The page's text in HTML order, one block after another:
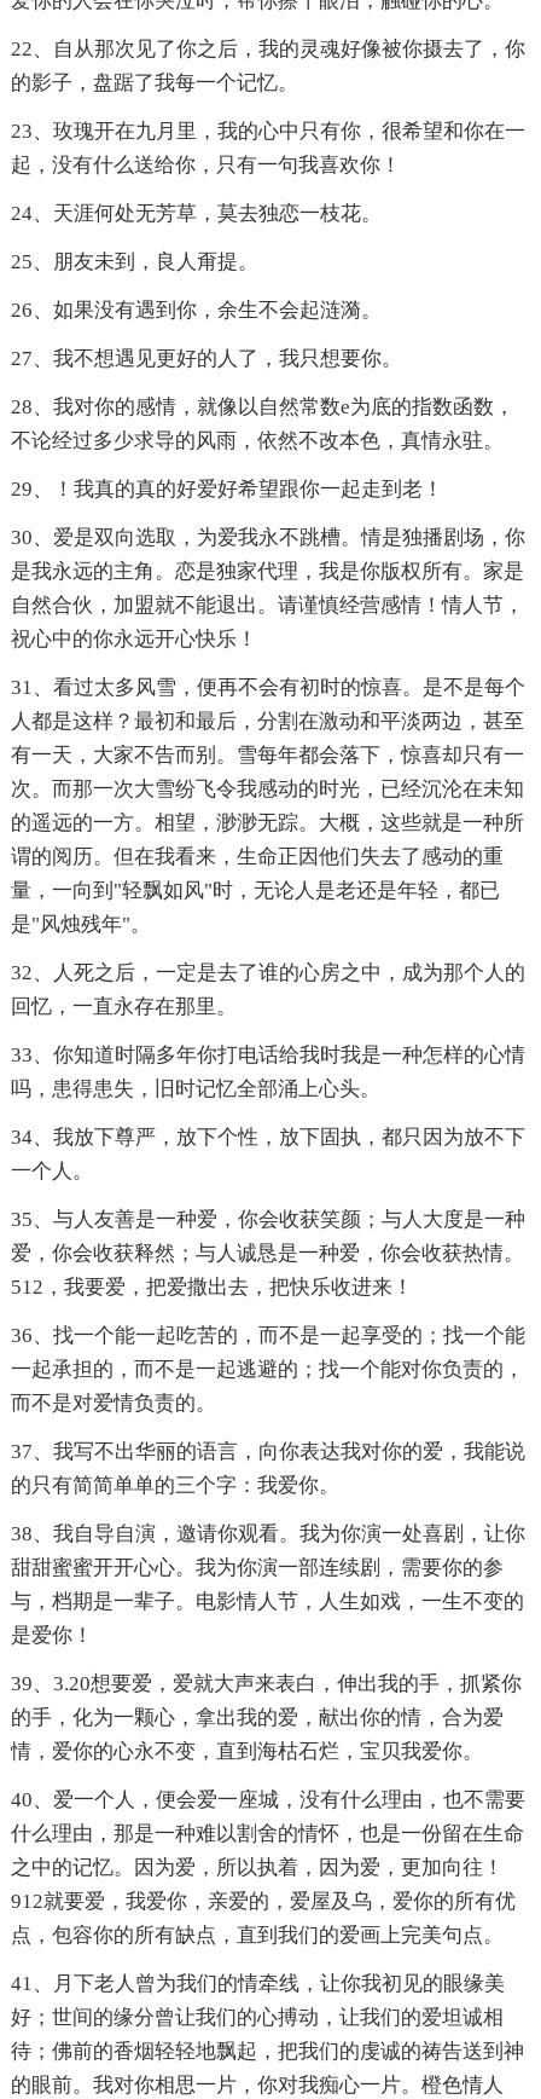
22、自从那次见了你之后，我的灵魂好像被你摄去了，你
的影子，盘踞了我每一个记忆。
23、玫瑰开在九月里，我的心中只有你，很希望和你在一
起，没有什么送给你，只有一句我喜欢你！
24、天涯何处无芳草，莫去独恋一枝花。
25、朋友未到，良人甭提。
26、如果没有遇到你，余生不会起涟漪。
27、我不想遇见更好的人了，我只想要你。
28、我对你的感情，就像以自然常数e为底的指数函数，
不论经过多少求导的风雨，依然不改本色，真情永驻。
29、！我真的真的好爱好希望跟你一起走到老！
30、爱是双向选取，为爱我永不跳槽。情是独播剧场，你
是我永远的主角。恋是独家代理，我是你版权所有。家是
自然合伙，加盟就不能退出。请谨慎经营感情！情人节，
祝心中的你永远开心快乐！
31、看过太多风雪，便再不会有初时的惊喜。是不是每个
人都是这样？最初和最后，分割在激动和平淡两边，甚至
有一天，大家不告而别。雪每年都会落下，惊喜却只有一
次。而那一次大雪纷飞令我感动的时光，已经沉沦在未知
的遥远的一方。相望，渺渺无踪。大概，这些就是一种所
谓的阅历。但在我看来，生命正因他们失去了感动的重
量，一向到"轻飘如风"时，无论人是老还是年轻，都已
是"风烛残年"。
32、人死之后，一定是去了谁的心房之中，成为那个人的
回忆，一直永存在那里。
33、你知道时隔多年你打电话给我时我是一种怎样的心情
吗，患得患失，旧时记忆全部涌上心头。
34、我放下尊严，放下个性，放下固执，都只因为放不下
一个人。
35、与人友善是一种爱，你会收获笑颜；与人大度是一种
爱，你会收获释然；与人诚恳是一种爱，你会收获热情。
512，我要爱，把爱撒出去，把快乐收进来！
36、找一个能一起吃苦的，而不是一起享受的；找一个能
一起承担的，而不是一起逃避的；找一个能对你负责的，
而不是对爱情负责的。
37、我写不出华丽的语言，向你表达我对你的爱，我能说
的只有简简单单的三个字：我爱你。
38、我自导自演，邀请你观看。我为你演一处喜剧，让你
甜甜蜜蜜开开心心。我为你演一部连续剧，需要你的参
与，档期是一辈子。电影情人节，人生如戏，一生不变的
是爱你！
39、3.20想要爱，爱就大声来表白，伸出我的手，抓紧你
的手，化为一颗心，拿出我的爱，献出你的情，合为爱
情，爱你的心永不变，直到海枯石烂，宝贝我爱你。
40、爱一个人，便会爱一座城，没有什么理由，也不需要
什么理由，那是一种难以割舍的情怀，也是一份留在生命
之中的记忆。因为爱，所以执着，因为爱，更加向往！
912就要爱，我爱你，亲爱的，爱屋及乌，爱你的所有优
点，包容你的所有缺点，直到我们的爱画上完美句点。
41、月下老人曾为我们的情牵线，让你我初见的眼缘美
好；世间的缘分曾让我们的心搏动，让我们的爱坦诚相
待；佛前的香烟轻轻地飘起，把我们的虔诚的祷告送到神
的眼前。我对你相思一片，你对我痴心一片。橙色情人